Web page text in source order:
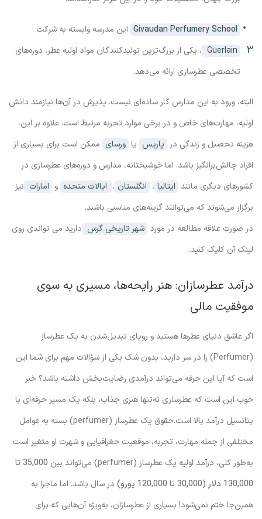
Givaudan Perfumery School این مدرسه وابسته به شرکت
Guerlain ، یکی از بزرگ‌ترین تولیدکنندگان مواد اولیه عطر، دوره‌های
تخصصی عطرسازی ارائه می‌دهد.
البته، ورود به این مدارس کار ساده‌ای نیست. پذیرش در آن‌ها نیازمند دانش
اولیه، مهارت‌های خاص و در برخی موارد تجربه مرتبط است. علاوه بر این،
هزینه تحصیل و زندگی در پاریس یا ورسای ممکن است برای بسیاری از
افراد چالش‌برانگیز باشد. اما خوشبختانه، مدارس و دوره‌های عطرسازی در
کشورهای دیگری مانند ایتالیا ، انگلستان ، ایالات متحده و امارات نیز
برگزار می‌شوند که می‌توانند گزینه‌های مناسبی باشند.
در صورت علاقه مطالعه در مورد شهر تاریخی گرس دارید می تواندی روی
لینک آن کلیک کنید.
درآمد عطرسازان: هنر رایحه‌ها، مسیری به سوی
موفقیت مالی
اگر عاشق دنیای عطرها هستید و رویای تبدیل‌شدن به یک عطرساز
(Perfumer) را در سر دارید، بدون شک یکی از سؤالات مهم برای شما این
است که آیا این حرفه می‌تواند درآمدی رضایت‌بخش داشته باشد؟ خبر
خوب این است که عطرسازی نه‌تنها هنری جذاب، بلکه یک مسیر حرفه‌ای با
پتانسیل درآمد بالا است.حقوق یک عطرساز (perfumer) بسته به عوامل
مختلفی از جمله مهارت، تجربه، موقعیت جغرافیایی و شهرت او متغیر است.
به‌طور کلی، درآمد اولیه یک عطرساز (perfumer) می‌تواند بین
35,000 تا
130,000 دلار (30,000 تا 120,000 یورو)
در سال باشد. اما ماجرا به
همین‌جا ختم نمی‌شود! بسیاری از عطرسازان، به‌ویژه آن‌هایی که برای